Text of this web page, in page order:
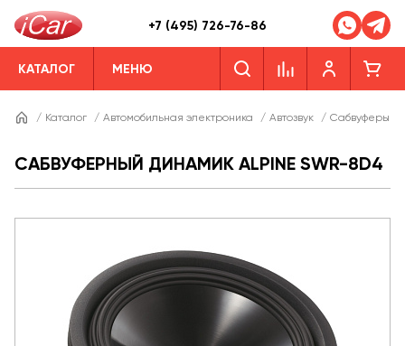
+7 (495) 726-76-86
КАТАЛОГ МЕНЮ
/ Каталог / Автомобильная электроника / Автозвук / Сабвуферы
САБВУФЕРНЫЙ ДИНАМИК ALPINE SWR-8D4